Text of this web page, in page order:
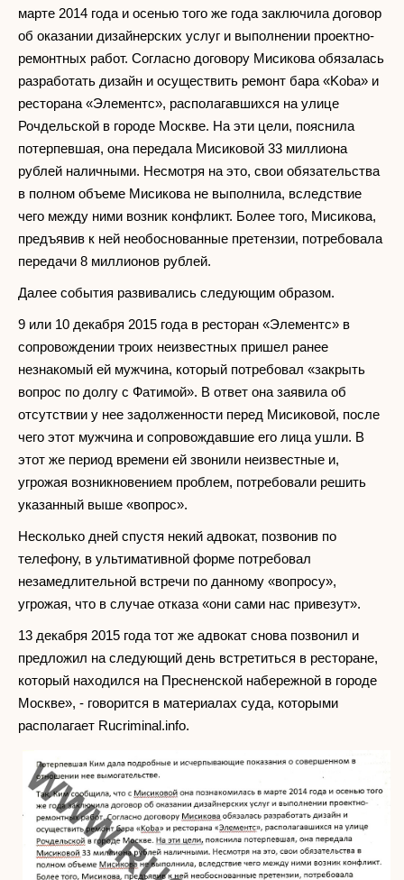
марте 2014 года и осенью того же года заключила договор
об оказании дизайнерских услуг и выполнении проектно-
ремонтных работ. Согласно договору Мисикова обязалась
разработать дизайн и осуществить ремонт бара «Koba» и
ресторана «Элементс», располагавшихся на улице
Рочдельской в городе Москве. На эти цели, пояснила
потерпевшая, она передала Мисиковой 33 миллиона
рублей наличными. Несмотря на это, свои обязательства
в полном объеме Мисикова не выполнила, вследствие
чего между ними возник конфликт. Более того, Мисикова,
предъявив к ней необоснованные претензии, потребовала
передачи 8 миллионов рублей.
Далее события развивались следующим образом.
9 или 10 декабря 2015 года в ресторан «Элементс» в
сопровождении троих неизвестных пришел ранее
незнакомый ей мужчина, который потребовал «закрыть
вопрос по долгу с Фатимой». В ответ она заявила об
отсутствии у нее задолженности перед Мисиковой, после
чего этот мужчина и сопровождавшие его лица ушли. В
этот же период времени ей звонили неизвестные и,
угрожая возникновением проблем, потребовали решить
указанный выше «вопрос».
Несколько дней спустя некий адвокат, позвонив по
телефону, в ультимативной форме потребовал
незамедлительной встречи по данному «вопросу»,
угрожая, что в случае отказа «они сами нас привезут».
13 декабря 2015 года тот же адвокат снова позвонил и
предложил на следующий день встретиться в ресторане,
который находился на Пресненской набережной в городе
Москве», - говорится в материалах суда, которыми
располагает Rucriminal.info.